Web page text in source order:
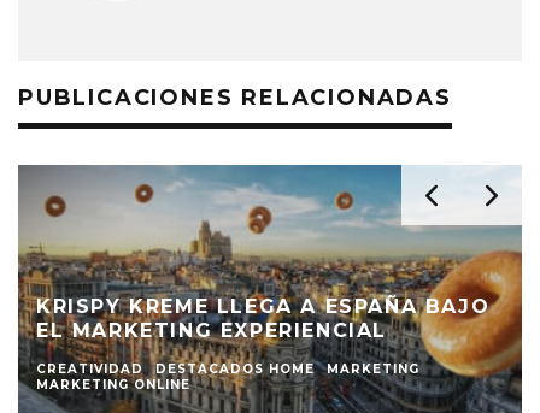
PUBLICACIONES RELACIONADAS
KRISPY KREME LLEGA A ESPAÑA BAJO
EL MARKETING EXPERIENCIAL
CREATIVIDAD DESTACADOS HOME
MARKETING
MARKETING ONLINE